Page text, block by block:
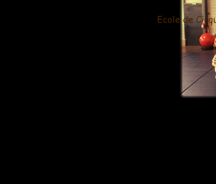
Ecole de